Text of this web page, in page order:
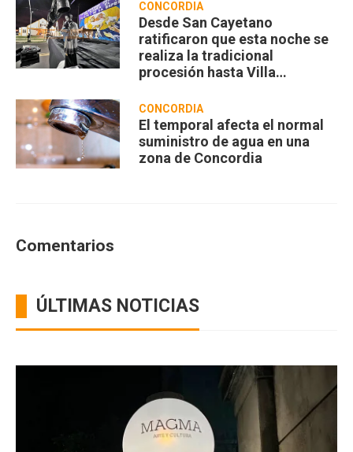
CONCORDIA
Desde San Cayetano
ratificaron que esta noche se
realiza la tradicional
procesión hasta Villa
CONCORDIA
El temporal afecta el normal
suministro de agua en una
zona de Concordia
Comentarios
ÚLTIMAS NOTICIAS